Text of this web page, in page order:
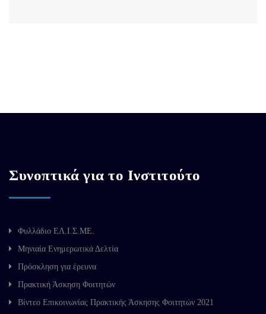
Συνοπτικά για το Ινστιτούτο
Φυλλάδιο ΕΛ.Ι.Σ.ΜΕ.
Μηνιαία Ενημερωτικά Δελτία
Πρόσκληση για έρευνα
Πρακτική Άσκηση Φοιτητών
Βίντεο Επικοινωνίας Πρακτικής Άσκησης Φοιτητών 2021